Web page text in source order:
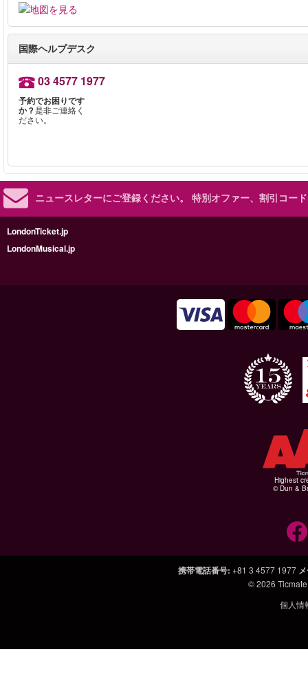
国際ヘルプデスク
03 4577 1977
予約でお困りです
か？是非ご連絡く
ださい。
ニュースレターにご登録ください。 特別オファー、割引コー
LondonTicket.jp
LondonMusical.jp
Highest
© Dun &
携帯電話番号: +81 3 4577 1977
© 2026
個人情